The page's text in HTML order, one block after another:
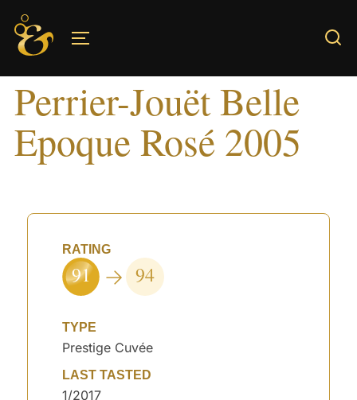
Skip
content
Perrier-Jouët Belle
Epoque Rosé 2005
RATING
91 94
TYPE
Prestige Cuvée
LAST TASTED
1/2017